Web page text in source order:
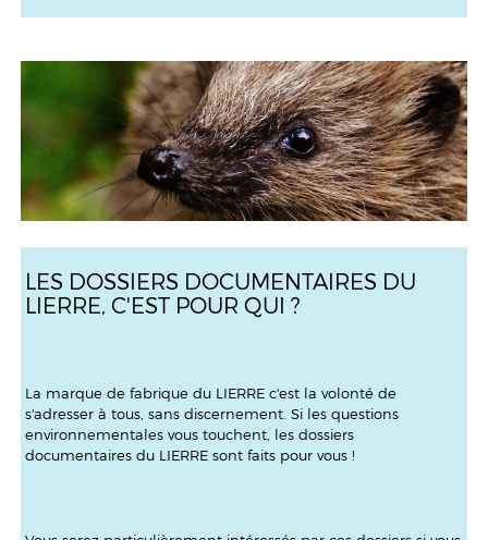
LES DOSSIERS DOCUMENTAIRES DU
LIERRE, C'EST POUR QUI ?
La marque de fabrique du LIERRE c'est la volonté de
s'adresser à tous, sans discernement. Si les questions
environnementales vous touchent, les dossiers
documentaires du LIERRE sont faits pour vous !